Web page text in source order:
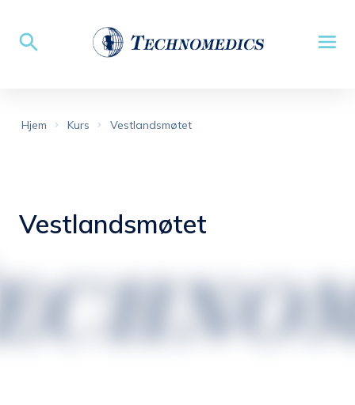
Hjem Kurs Vestlandsmøtet
Vestlandsmøtet